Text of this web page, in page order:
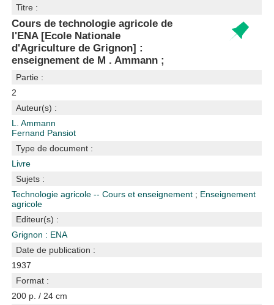
Titre :
Cours de technologie agricole de
l'ENA [Ecole Nationale
d'Agriculture de Grignon] :
enseignement de M . Ammann ;
Partie :
2
Auteur(s) :
L. Ammann
Fernand Pansiot
Type de document :
Livre
Sujets :
Technologie agricole -- Cours et enseignement ; Enseignement
agricole
Editeur(s) :
Grignon : ENA
Date de publication :
1937
Format :
200 p. / 24 cm